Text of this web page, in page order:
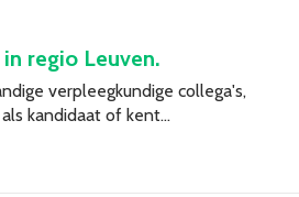
regio Leuven.
verpleegkundige collega's,
kandidaat of kent…